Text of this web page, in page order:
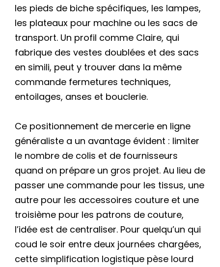
les pieds de biche spécifiques, les lampes,
les plateaux pour machine ou les sacs de
transport. Un profil comme Claire, qui
fabrique des vestes doublées et des sacs
en simili, peut y trouver dans la même
commande fermetures techniques,
entoilages, anses et bouclerie.
Ce positionnement de mercerie en ligne
généraliste a un avantage évident : limiter
le nombre de colis et de fournisseurs
quand on prépare un gros projet. Au lieu de
passer une commande pour les tissus, une
autre pour les accessoires couture et une
troisième pour les patrons de couture,
l’idée est de centraliser. Pour quelqu’un qui
coud le soir entre deux journées chargées,
cette simplification logistique pèse lourd